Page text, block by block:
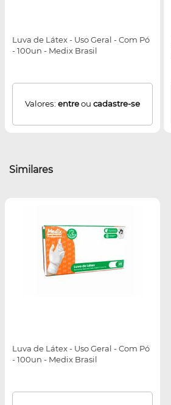
Luva de Látex - Uso Geral - Com Pó
- 100un - Medix Brasil
Valores: entreou cadastre-se
Similares
Luva de Látex - Uso Geral - Com Pó
- 100un - Medix Brasil